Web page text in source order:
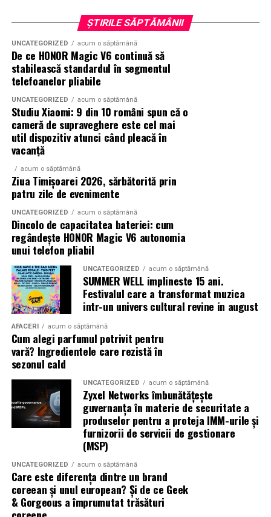
Pentru cei care vor să descopere mai mult decât
parfumul din sticlă, Oriflame a lansat și o serie
episoade disponibile pe YouTube , unde poate fi urmărit
întregul proces de creație, de la inspirație și alegerea
ingredientelor până la competiția dintre parfumieri.
Ce parfum alegi vara?Nu există un răspuns universal.
Dacă îți plac parfumurile proaspete, citrice și energice,
ingredientele precum lime-ul sunt alegerea ideală. Dacă
de smochină, cocos și lemn de santal sunt perfecte
pentru serile de vară.
Indiferent de preferințe, sezonul cald este momentul
ideal să experimentezi și să descoperi parfumuri
Top Scents de la Oriflame demonstrează că
ingredientele premium, creativitatea și accesibilitatea
pot exista în aceeași sticlă.
(Advertorial)
ȘTIRILE SĂPTĂMÂNII
UNCATEGORIZED acum o săptămână
De ce HONOR Magic V6 continuă să
stabilească standardul în segmentul
telefoanelor pliabile
UNCATEGORIZED acum o săptămână
Studiu Xiaomi: 9 din 10 români spun că o
cameră de supraveghere este cel mai
util dispozitiv atunci când pleacă în
vacanță
acum o săptămână
Ziua Timișoarei 2026, sărbătorită prin
patru zile de evenimente
UNCATEGORIZED acum o săptămână
Dincolo de capacitatea bateriei: cum
regândește HONOR Magic V6 autonomia
unui telefon pliabil
UNCATEGORIZED acum o săptămână
SUMMER WELL implineste 15 ani.
Festivalul care a transformat muzica
intr-un univers cultural revine in august
AFACERI acum o săptămână
Cum alegi parfumul potrivit pentru
vară? Ingredientele care rezistă în
sezonul cald
UNCATEGORIZED acum o săptămână
Zyxel Networks îmbunătățește
guvernanța în materie de securitate a
produselor pentru a proteja IMM-urile și
furnizorii de servicii de gestionare
(MSP)
UNCATEGORIZED acum o săptămână
Care este diferența dintre un brand
coreean și unul european? Și de ce Geek
& Gorgeous a împrumutat trăsături